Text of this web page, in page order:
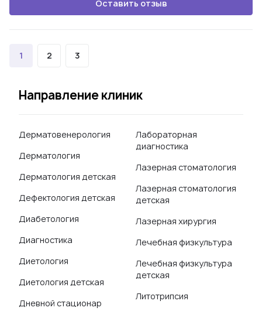
Оставить отзыв
1 2 3
Направление клиник
Дерматовенерология
Дерматология
Дерматология детская
Дефектология детская
Диабетология
Диагностика
Диетология
Диетология детская
Дневной стационар
Лабораторная
диагностика
Лазерная стоматология
Лазерная стоматология
детская
Лазерная хирургия
Лечебная физкультура
Лечебная физкультура
детская
Литотрипсия